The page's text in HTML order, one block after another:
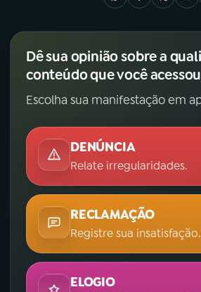
Dê sua opinião sobre a
conteúdo que você
Escolha sua manifestação em
DENÚNCIA
Relate irregularidades.
RECLAMAÇÃO
Registre sua insatisfação.
ELOGIO